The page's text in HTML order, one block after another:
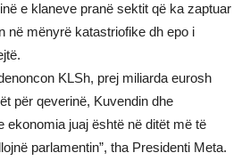
e klaneve pranë sektit që ka zaptuar
në mënyrë katastriofike dh epo i
KLSh, prej miliarda eurosh
për qeverinë, Kuvendin dhe
ekonomia juaj është në ditët më të
parlamentin”, tha Presidenti Meta.